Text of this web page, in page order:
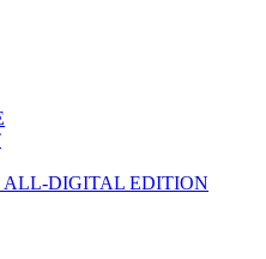
ALL-DIGITAL EDITION